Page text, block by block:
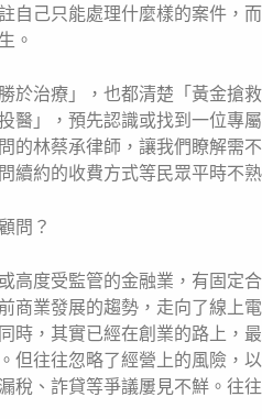
自己只能處理什麼樣的案件，
。
於治療」，也都清楚「黃金搶
醫」，預先認識或找到一位專
的林蔡承律師，讓我們瞭解需
續約的收費方式等民眾平時不
問？
高度受監管的金融業，有固定
商業發展的趨勢，走向了線上
時，其實已經在創業的路上，
但往往忽略了經營上的風險，
稅、詐貸等爭議屢見不鮮。往